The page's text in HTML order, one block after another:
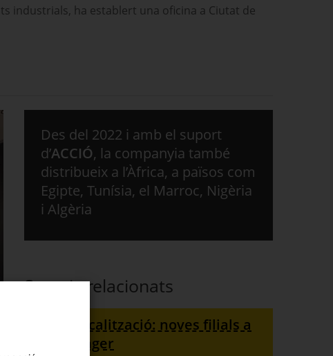
industrials, ha establert una oficina a Ciutat de
Des del 2022 i amb el suport
d’ACCIÓ, la companyia també
distribueix a l’Àfrica, a països com
Egipte, Tunísia, el Marroc, Nigèria
i Algèria
Serveis relacionats
Multilocalització: noves filials a
l'estranger